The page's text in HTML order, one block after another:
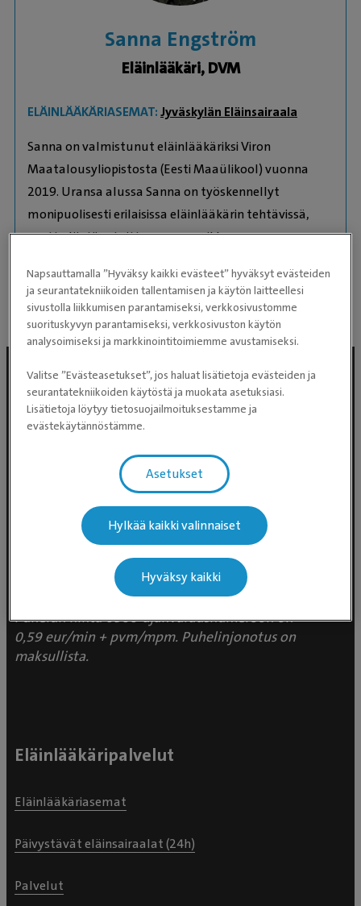
Sanna Engström
Eläinlääkäri, DVM
ELÄINLÄÄKÄRIASEMAT:Jyväskylän Eläinsairaala
Sanna on valmistunut eläinlääkäriksi Viron
Maatalousyliopistosta (Eesti Maaülikool) vuonna
2019. Uransa alussa Sanna on työskennellyt
monipuolisesti erilaisissa eläinlääkärin tehtävissä,
mutta löytänyt sitten oman paikkansa
jatkokouluttautunut erityisesti ihotautien hoitoon.
Evidensia Eläinlääkäripalvelut
Takomotie 1-3, 4. krs 00380 Helsinki
Valtakunnallinen asiakaspalvelu:
p. 0300 484 789 (0,59€/min +
pvm/mpm) (ma–pe klo 8:00–16:00)
Puhelun hinta 0300-ajanvarausnumeroon on
0,59 eur/min + pvm/mpm. Puhelinjonotus on
maksullista.
Eläinlääkäripalvelut
Eläinlääkäriasemat
Päivystävät eläinsairaalat (24h)
Palvelut
Napsauttamalla ”Hyväksy kaikki evästeet” hyväksyt evästeiden
ja seurantatekniikoiden tallentamisen ja käytön laitteellesi
sivustolla liikkumisen parantamiseksi, verkkosivustomme
suorituskyvyn parantamiseksi, verkkosivuston käytön
analysoimiseksi ja markkinointitoimiemme avustamiseksi.
Valitse ”Evästeasetukset”, jos haluat lisätietoja evästeiden ja
seurantatekniikoiden käytöstä ja muokata asetuksiasi.
Lisätietoja löytyy tietosuojailmoituksestamme ja
evästekäytännöstämme.
Asetukset
Hylkää kaikki valinnaiset
Hyväksy kaikki